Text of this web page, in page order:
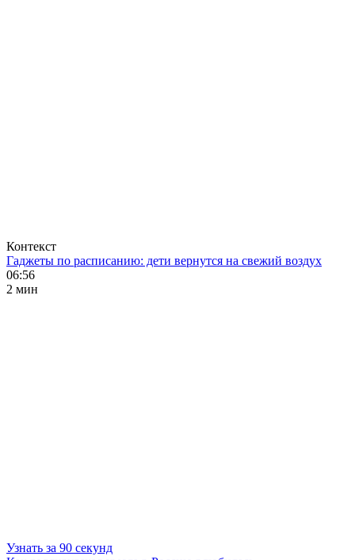
Контекст
Гаджеты по расписанию: дети вернутся на свежий воздух
06:56
2 мин
Узнать за 90 секунд